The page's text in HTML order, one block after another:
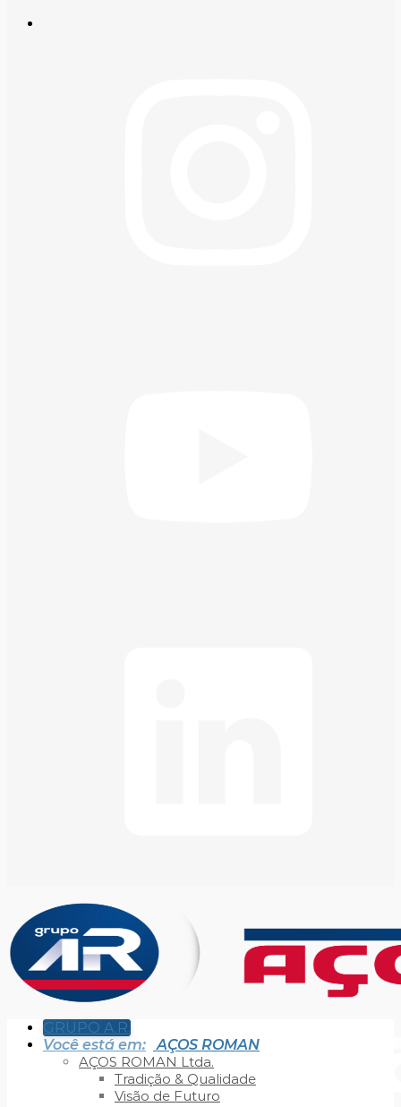
GRUPO A.R.
Você está em:
AÇOS ROMAN
AÇOS ROMAN Ltda.
Tradição & Qualidade
Visão de Futuro